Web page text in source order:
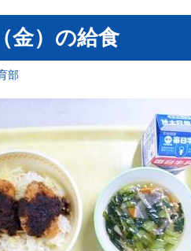
金）の給食
部